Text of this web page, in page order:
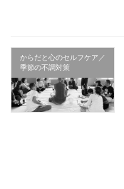
からだと心のセルフケア／
季節の不調対策